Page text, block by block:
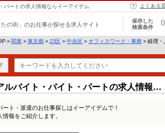
パートの求人情報ならイーアイデム よくある
たの街」のお仕事が探せる求人サイト
保存した
検索条件
0
> 関東 > 東京都 > 23区 > 中央区 > オフィスワーク・事務 > 経理・
バイト・バイト・パートの求人情報一
ト・派遣のお仕事探しはイーアイデムで！
報をご紹介します。